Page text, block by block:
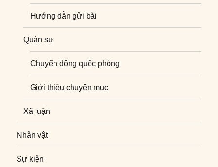
Hướng dẫn gửi bài
Quân sự
Chuyển động quốc phòng
Giới thiệu chuyên mục
Xã luận
Nhân vật
Sự kiện